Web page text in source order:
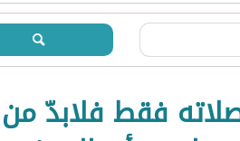
فقط فلابدّ من